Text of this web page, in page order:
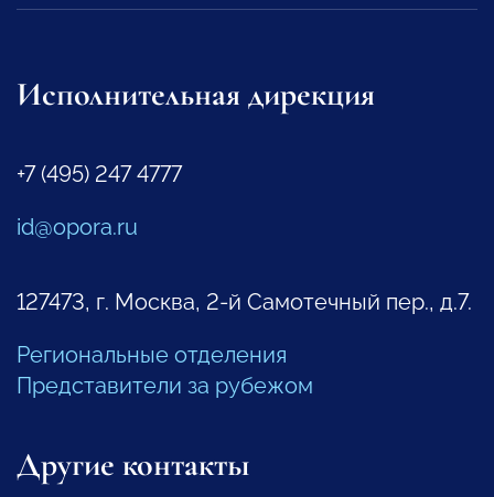
Исполнительная дирекция
+7 (495) 247 4777
id@opora.ru
127473, г. Москва, 2-й Самотечный пер., д.7.
Региональные отделения
Представители за рубежом
Другие контакты